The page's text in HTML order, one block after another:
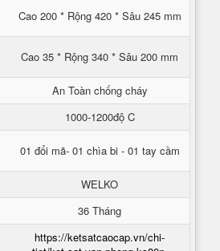
Cao 200 * Rộng 420 * Sâu 245 mm
Cao 35 * Rộng 340 * Sâu 200 mm
An Toàn chống cháy
1000-1200độ C
01 đổi mã- 01 chìa bi - 01 tay cầm
WELKO
36 Tháng
https://ketsatcaocap.vn/chi-